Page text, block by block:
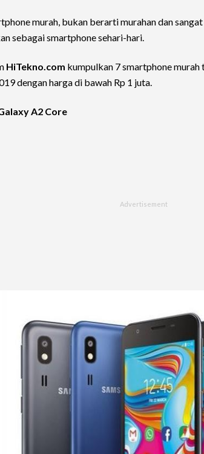
murah, bukan berarti murahan dan
sebagai smartphone sehari-hari.
HiTekno.com kumpulkan 7 smartphone
dengan harga di bawah Rp 1 juta.
A2 Core